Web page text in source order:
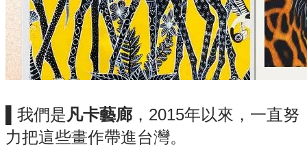
▌我們是凡卡藝廊 ，2015年以來，一直努
力把這些畫作帶進台灣。